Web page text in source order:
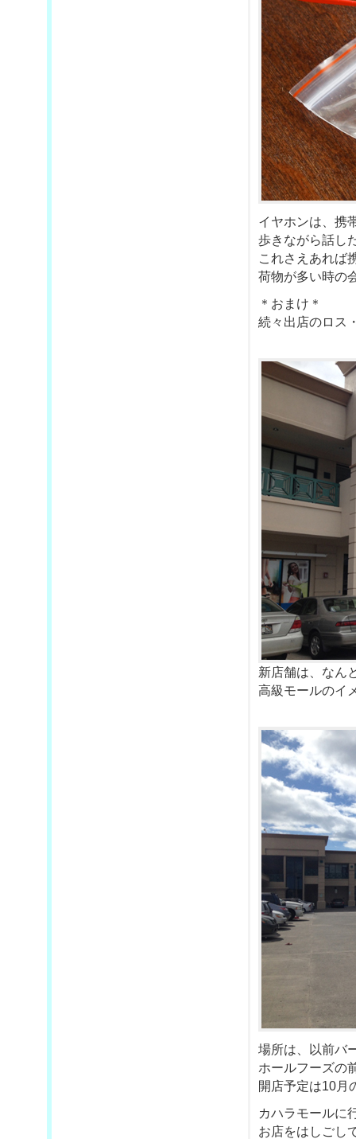
イヤホンは、携
歩きながら話し
これさえあれば
荷物が多い時の
＊おまけ＊
続々出店のロス
新店舗は、なん
高級モールのイ
場所は、以前バ
ホールフーズの
開店予定は10月
カハラモールに
お店をはしごし